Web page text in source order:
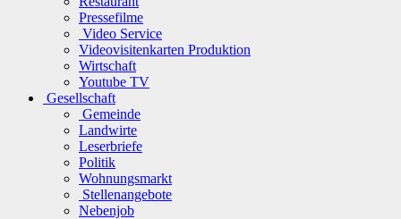
Pressefilme
Video Service
Videovisitenkarten Produktion
Wirtschaft
Youtube TV
Gesellschaft
Gemeinde
Landwirte
Leserbriefe
Politik
Wohnungsmarkt
Stellenangebote
Nebenjob